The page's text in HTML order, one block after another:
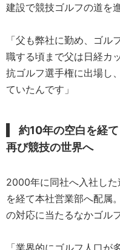
建設で競技ゴルフの道を
「父も弊社に勤め、ゴ
職する頃まで父は日経カ
抗ゴルフ選手権に出場し
ていたんです」
約10年の空白を経て
再び競技の世界へ
2000年に同社へ入社し
を経て本社営業部へ配属
の対応に当たるなかゴル
「業界的にゴルフ人口